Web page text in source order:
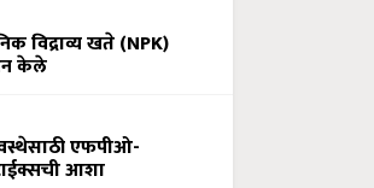
विद्राव्य खते (NPK)
केले
एफपीओ-
आशा